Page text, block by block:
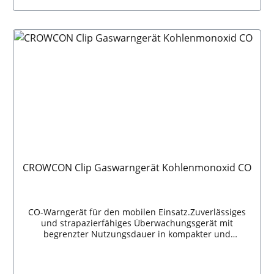
1.000 mmPackmaß L x B x H: 180 x 150 x 20
In den Warenkorb
CROWCON Clip Gaswarngerät Kohlenmonoxid CO
CO-Warngerät für den mobilen Einsatz.Zuverlässiges
und strapazierfähiges Überwachungsgerät mit
begrenzter Nutzungsdauer in kompakter und